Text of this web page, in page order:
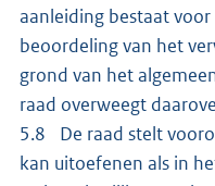
aanleiding bestaat
beoordeling van het
grond van het
raad overweegt
5.8 De raad stelt
kan uitoefenen als in